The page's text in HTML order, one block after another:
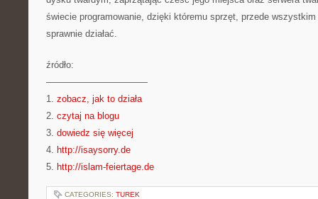
świecie programowanie, dzięki któremu sprzęt, przede wszystkim
sprawnie działać.
źródło:
———————————
1. zobacz, jak to działa
2. czytaj na blogu
3. dowiedz się więcej
4. http://isaysorry.de
5. http://islam-feiertage.de
CATEGORIES: TUREK